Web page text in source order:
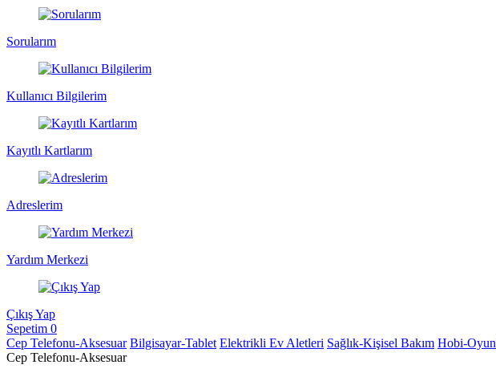
Sorularım
Kullanıcı Bilgilerim
Kayıtlı Kartlarım
Adreslerim
Yardım Merkezi
Çıkış Yap
Sepetim 0
Cep Telefonu-Aksesuar Bilgisayar-Tablet Elektrikli Ev Aletleri Sağlık-Kişisel Bakım Hobi-Oyun
Cep Telefonu-Aksesuar